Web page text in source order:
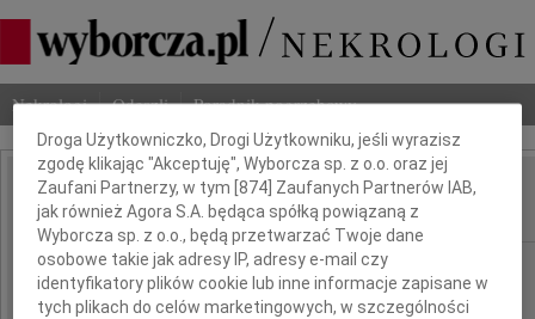
Nekrologi Odeszli Poradnik pogrzebowy
IMIĘ I NAZWISKO: Tadeusz Brzeziński
REGION: Szczecin
DATA EMISJI: 09.01.2010
Dbamy o Twoją prywatność
Droga Użytkowniczko, Drogi Użytkowniku, jeśli wyrazisz
zgodę klikając "Akceptuję", Wyborcza sp. z o.o. oraz jej
Zaufani Partnerzy, w tym [874 ] Zaufanych Partnerów IAB,
jak również Agora S.A. będąca spółką powiązaną z
Wyborcza sp. z o.o., będą przetwarzać Twoje dane
osobowe takie jak adresy IP, adresy e-mail czy
identyfikatory plików cookie lub inne informacje zapisane w
tych plikach do celów marketingowych, w szczególności